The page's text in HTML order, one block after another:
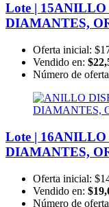
Lote | 15ANILLO
DIAMANTES,
Oferta inicial:
Vendido en:
Número de
Lote | 16ANILLO
DIAMANTES,
Oferta inicial:
Vendido en:
Número de